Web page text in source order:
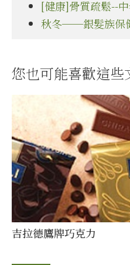
[健康]骨質疏鬆--
秋冬──銀髮族保
您也可能喜歡這些
吉拉德鷹牌巧克力